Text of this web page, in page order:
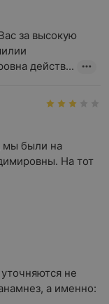
за высокую
действ...
мы были на
На тот
не
а именно: